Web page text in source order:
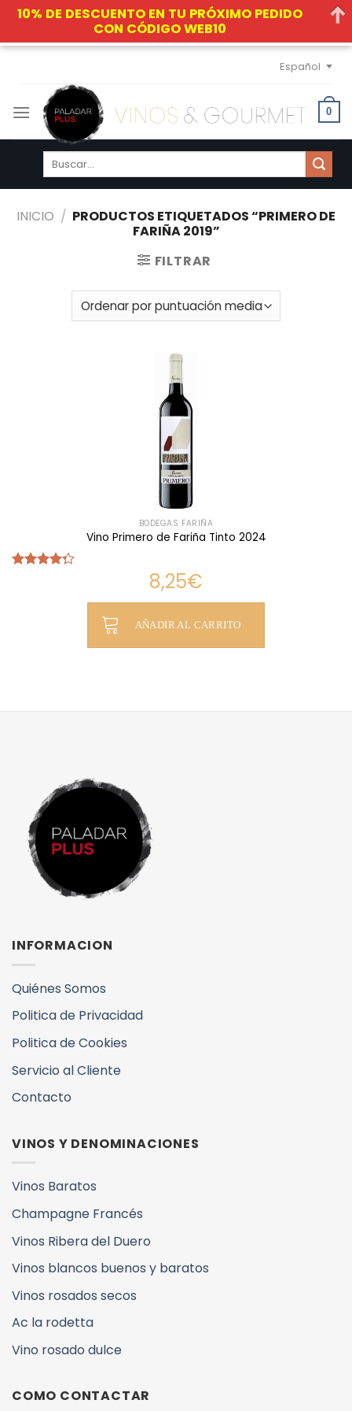
Skip
content
Español
0
Buscar
INICIO / PRODUCTOS ETIQUETADOS “PRIMERO DE
FARIÑA 2019”
FILTRAR
BODEGAS FARIÑA
Vino Primero de Fariña Tinto 2024
8,25€
AÑADIR AL CARRITO
INFORMACION
Quiénes Somos
Politica de Privacidad
Politica de Cookies
Servicio al Cliente
Contacto
VINOS Y DENOMINACIONES
Vinos Baratos
Champagne Francés
Vinos Ribera del Duero
Vinos blancos buenos y baratos
Vinos rosados secos
Ac la rodetta
Vino rosado dulce
COMO CONTACTAR
10% DE DESCUENTO EN TU PRÓXIMO PEDIDO
CON CÓDIGO WEB10